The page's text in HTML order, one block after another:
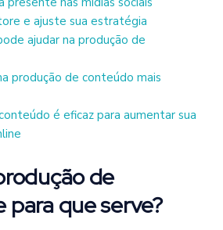
e ajuste sua estratégia
ajudar na produção de
produção de conteúdo mais
é eficaz para aumentar sua
de
para que serve?